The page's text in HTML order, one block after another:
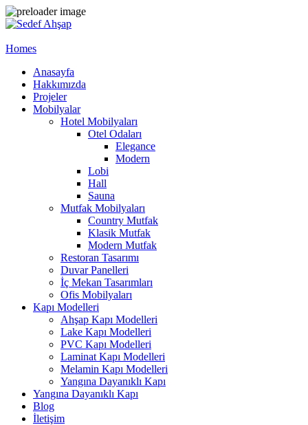
Homes
Anasayfa
Hakkımızda
Projeler
Mobilyalar
Hotel Mobilyaları
Otel Odaları
Elegance
Modern
Lobi
Hall
Sauna
Mutfak Mobilyaları
Country Mutfak
Klasik Mutfak
Modern Mutfak
Restoran Tasarımı
Duvar Panelleri
İç Mekan Tasarımları
Ofis Mobilyaları
Kapı Modelleri
Ahşap Kapı Modelleri
Lake Kapı Modelleri
PVC Kapı Modelleri
Laminat Kapı Modelleri
Melamin Kapı Modelleri
Yangına Dayanıklı Kapı
Yangına Dayanıklı Kapı
Blog
İletişim